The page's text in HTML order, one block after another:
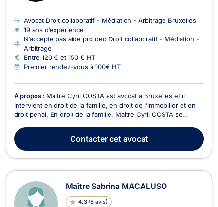
Avocat Droit collaboratif - Médiation - Arbitrage Bruxelles
19 ans d’expérience
N’accepte pas aide pro deo Droit collaboratif - Médiation -
Arbitrage
Entre 120 € et 150 € HT
Premier rendez-vous à 100€ HT
À propos : Maître Cyril COSTA est avocat à Bruxelles et il
intervient en droit de la famille, en droit de l’immobilier et en
droit pénal. En droit de la famille, Maître Cyril COSTA se
de cohabitation légale, de filiation, de droit de garde et de
droit de visite, de pension a...
Contactercet avocat
Maître Sabrina MACALUSO
4.3 (6 avis)